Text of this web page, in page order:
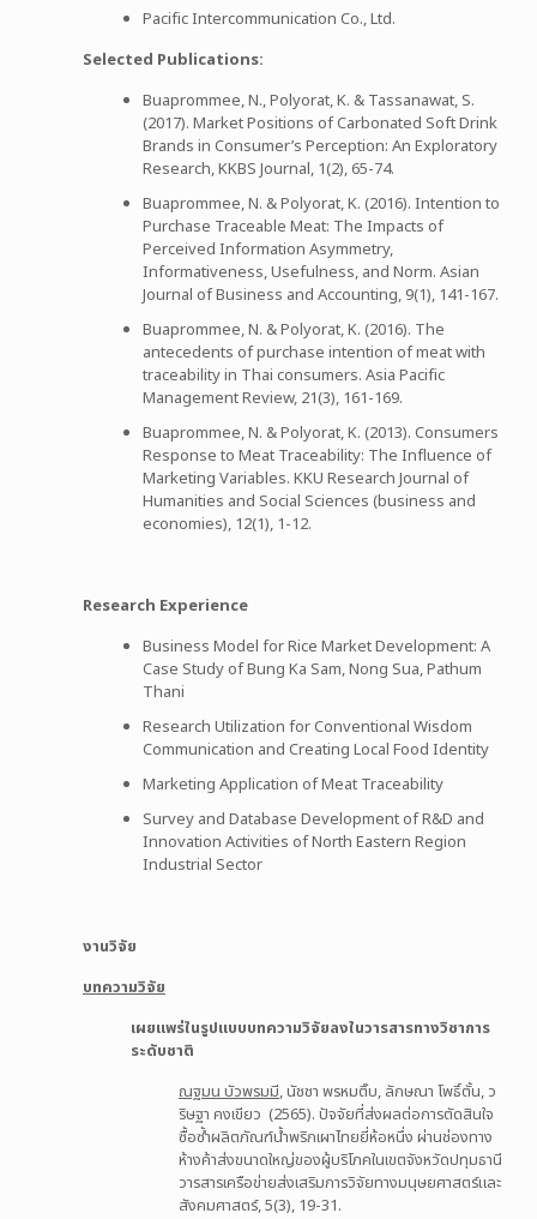
Pacific Intercommunication Co., Ltd.
Selected Publications:
Buaprommee, N., Polyorat, K. & Tassanawat, S.
(2017). Market Positions of Carbonated Soft Drink
Brands in Consumer’s Perception: An Exploratory
Research, KKBS Journal, 1(2), 65-74.
Buaprommee, N. & Polyorat, K. (2016). Intention to
Purchase Traceable Meat: The Impacts of
Perceived Information Asymmetry,
Informativeness, Usefulness, and Norm. Asian
Journal of Business and Accounting, 9(1), 141-167.
Buaprommee, N. & Polyorat, K. (2016). The
antecedents of purchase intention of meat with
traceability in Thai consumers. Asia Pacific
Management Review, 21(3), 161-169.
Buaprommee, N. & Polyorat, K. (2013). Consumers
Response to Meat Traceability: The Influence of
Marketing Variables. KKU Research Journal of
Humanities and Social Sciences (business and
economies), 12(1), 1-12.
Research Experience
Business Model for Rice Market Development: A
Case Study of Bung Ka Sam, Nong Sua, Pathum
Thani
Research Utilization for Conventional Wisdom
Communication and Creating Local Food Identity
Marketing Application of Meat Traceability
Survey and Database Development of R&D and
Innovation Activities of North Eastern Region
Industrial Sector
งานวิจัย
บทความวิจัย
เผยแพร่ในรูปแบบบทความวิจัยลงในวารสารทางวิชาการ
ระดับชาติ
ณฐมน บัวพรมมี, นัชชา พรหมติ๊บ, ลักษณา โพธิ์ตั้น, ว
ริษฐา คงเขียว (2565). ปัจจัยที่ส่งผลต่อการตัดสินใจ
ซื้อซ้ำผลิตภัณฑ์น้ำพริกเผาไทยยี่ห้อหนึ่ง ผ่านช่องทาง
ห้างค้าส่งขนาดใหญ่ของผู้บริโภคในเขตจังหวัดปทุมธานี
วารสารเครือข่ายส่งเสริมการวิจัยทางมนุษยศาสตร์และ
สังคมศาสตร์, 5(3), 19-31.